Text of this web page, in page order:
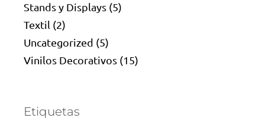
Stands y Displays (5)
Textil (2)
Uncategorized (5)
Vinilos Decorativos (15)
Etiquetas